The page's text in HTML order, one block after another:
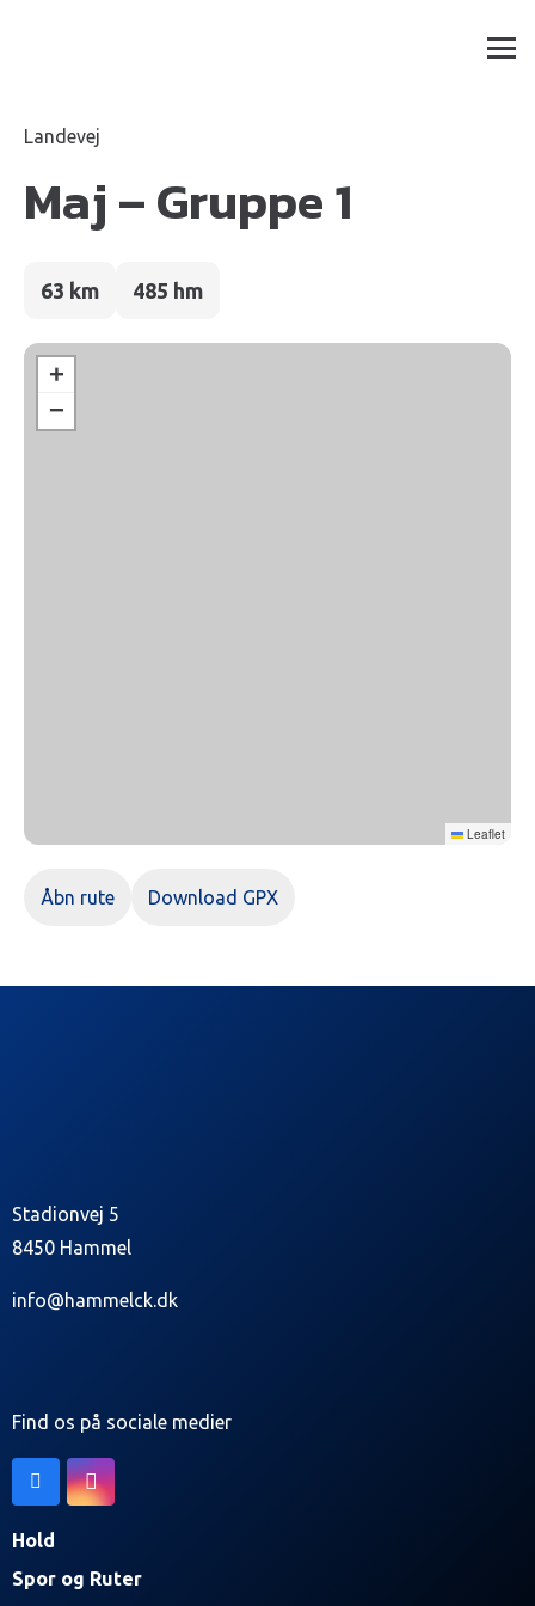
Landevej
Maj – Gruppe 1
63 km 485 hm
+
−
Leaflet
Åbn rute Download GPX
Stadionvej 5
8450 Hammel
info@hammelck.dk
Find os på sociale medier
Hold
Spor og Ruter